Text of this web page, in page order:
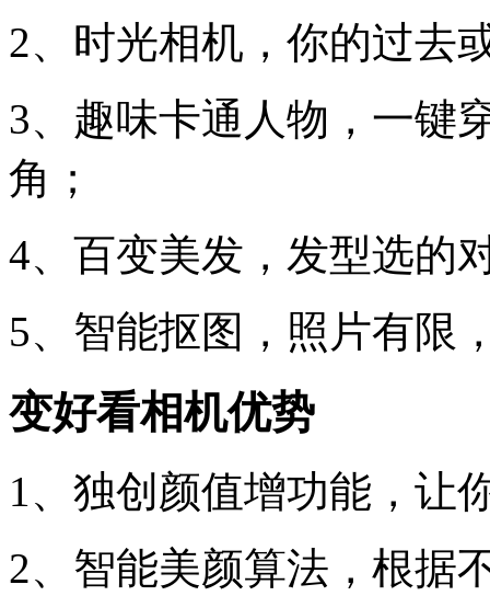
2、时光相机，你的过去
3、趣味卡通人物，一键
角；
4、百变美发，发型选的
5、智能抠图，照片有限
变好看相机优势
1、独创颜值增功能，让
2、智能美颜算法，根据